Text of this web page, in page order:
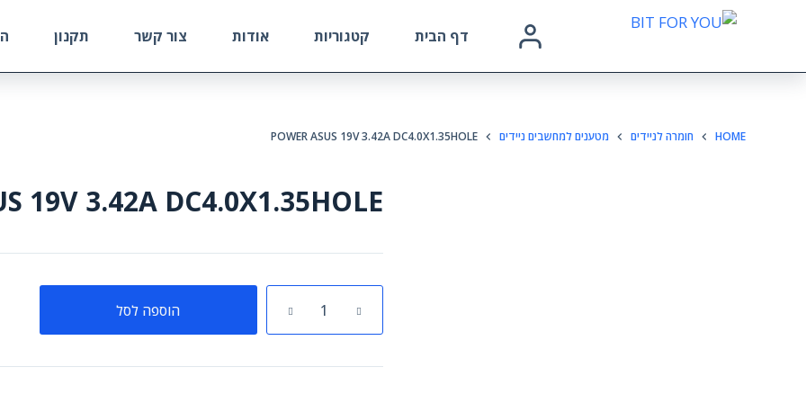
דף הבית קטגוריות אודות צור קשר תקנון
HOME חומרה לניידים מטענים למחשבים ניידים POWER ASUS 19V 3.42A DC4.0X1.35HOLE
19V 3.42A DC4.0X1.35HOLE
POWER
הוספה לסל